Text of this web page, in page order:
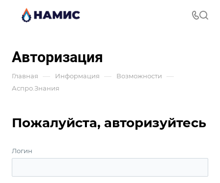
Авторизация
Главная — Информация — Возможности —
Аспро.Знания
Пожалуйста, авторизуйтесь
Логин